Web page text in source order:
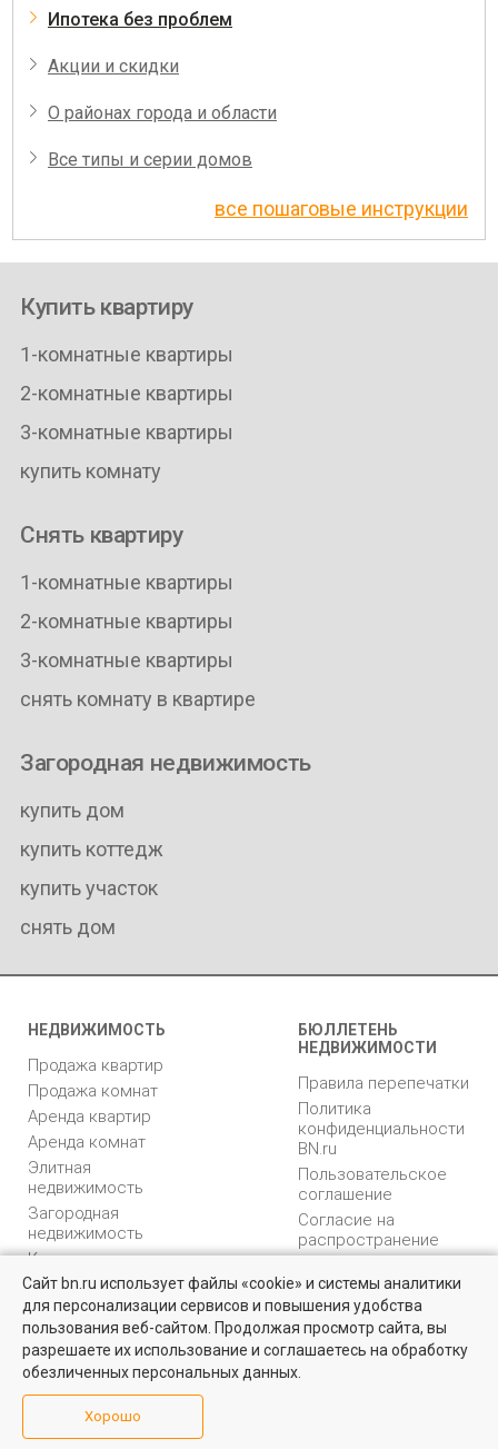
Ипотека без проблем
Акции и скидки
О районах города и области
Все типы и серии домов
все пошаговые инструкции
Купить квартиру
1-комнатные квартиры
2-комнатные квартиры
3-комнатные квартиры
купить комнату
Снять квартиру
1-комнатные квартиры
2-комнатные квартиры
3-комнатные квартиры
снять комнату в квартире
Загородная недвижимость
купить дом
купить коттедж
купить участок
снять дом
НЕДВИЖИМОСТЬ
Продажа квартир
Продажа комнат
Аренда квартир
Аренда комнат
Элитная
недвижимость
Загородная
недвижимость
Коммерческая
недвижимость
БЮЛЛЕТЕНЬ
НЕДВИЖИМОСТИ
Правила перепечатки
Политика
конфиденциальности
BN.ru
Пользовательское
соглашение
Согласие на
распространение
персональных данных
Карта сайта
Медийная реклама
PR продвижение
Аналитика
недвижимости
Сайт bn.ru использует файлы «cookie» и системы аналитики
для персонализации сервисов и повышения удобства
пользования веб-сайтом. Продолжая просмотр сайта, вы
разрешаете их использование и соглашаетесь на обработку
обезличенных персональных данных.
Хорошо